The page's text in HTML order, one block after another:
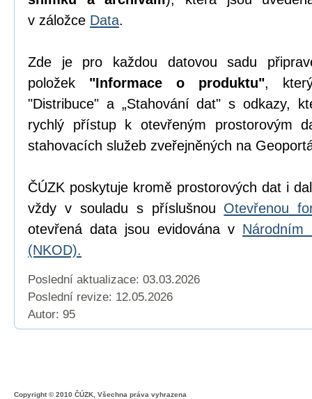
v záložce Data.
Zde je pro každou datovou sadu
položek "Informace o produktu",
"Distribuce" a „Stahování dat" s odkazy,
rychlý přístup k otevřeným prostorovým
stahovacích služeb zveřejněných na
ČÚZK poskytuje kromě prostorových dat i
vždy v souladu s příslušnou Otevřenou
otevřená data jsou evidována v Národním
(NKOD).
Poslední aktualizace: 03.03.2026
Poslední revize: 12.05.2026
Autor: 95
Copyright © 2010 ČÚZK, Všechna práva vyhrazena